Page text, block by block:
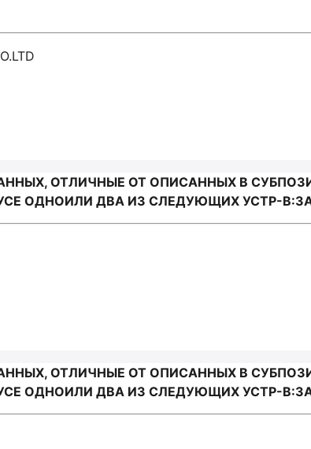
ОТЛИЧНЫЕ ОТ ОПИСАННЫХ В
ОДНОИЛИ ДВА ИЗ СЛЕДУЮЩИХ УСТР-
ОТЛИЧНЫЕ ОТ ОПИСАННЫХ В
ДВА ИЗ СЛЕДУЮЩИХ УСТР-